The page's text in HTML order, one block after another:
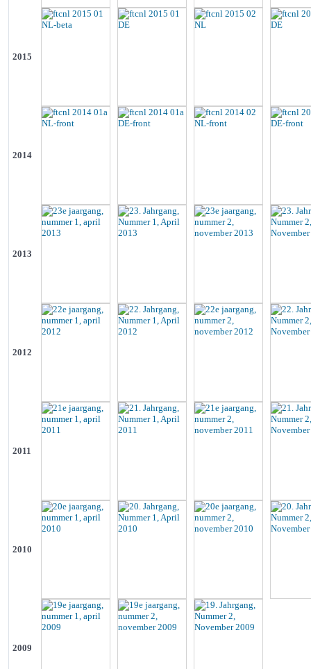
2015
2014
2013
2012
2011
2010
2009